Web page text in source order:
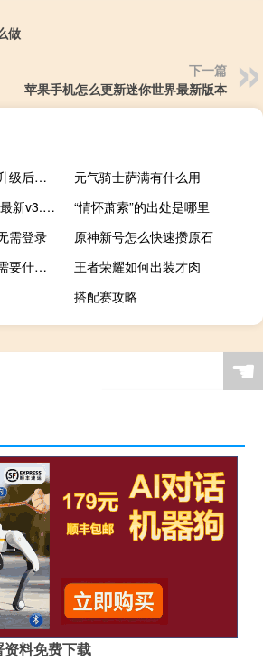
做
下一篇
苹果手机怎么更新迷你世界最新版本
元气骑士机器人武器升级后是什么
元气骑士萨满有什么用
元气骑士破解版2022最新v3.4.0版内购
“情怀萧索”的出处是哪里
需登录
原神新号怎么快速攒原石
元气骑士修复机器人需要什么材料
王者荣耀如何出装才肉
搭配赛攻略
☚
料免费下载